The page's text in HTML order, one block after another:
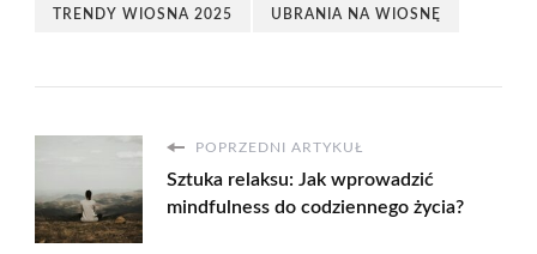
TRENDY WIOSNA 2025 UBRANIA NA WIOSNĘ
POPRZEDNI ARTYKUŁ
Sztuka relaksu: Jak wprowadzić
mindfulness do codziennego życia?